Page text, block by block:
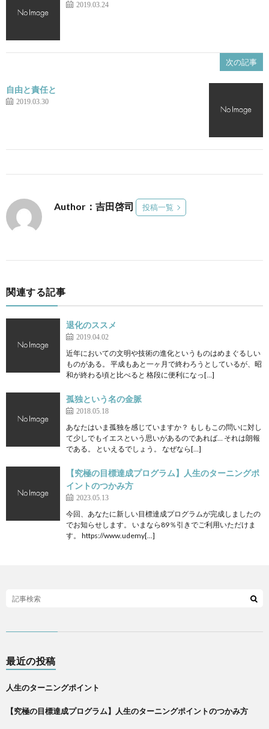
2019.03.24
次の記事
自由と責任と
2019.03.30
Author：吉田啓司 投稿一覧
関連する記事
退化のススメ
2019.04.02
近年においての文明や技術の進化というものはめまぐるしい
ものがある。 平成もあと一ヶ月で終わろうとしているが、昭
和が終わる頃と比べると 格段に便利になっ[…]
孤独という名の金脈
2018.05.18
あなたはいま孤独を感じていますか？ もしもこの問いに対し
て少しでもイエスという思いがあるのであれば… それは朗報
である。 といえるでしょう。 なぜなら[…]
【究極の目標達成プログラム】人生のターニングポ
イントのつかみ方
2023.05.13
今回、あなたに新しい目標達成プログラムが完成しましたの
でお知らせします。 いまなら89％引きでご利用いただけま
す。 https://www.udemy[…]
最近の投稿
人生のターニングポイント
【究極の目標達成プログラム】人生のターニングポイントのつかみ方